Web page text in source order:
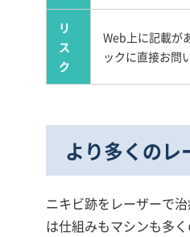
リ
ス
ク
Web上に記載が
ックに直接お問
より多くのレ
ニキビ跡をレーザーで
は仕組みもマシンも多